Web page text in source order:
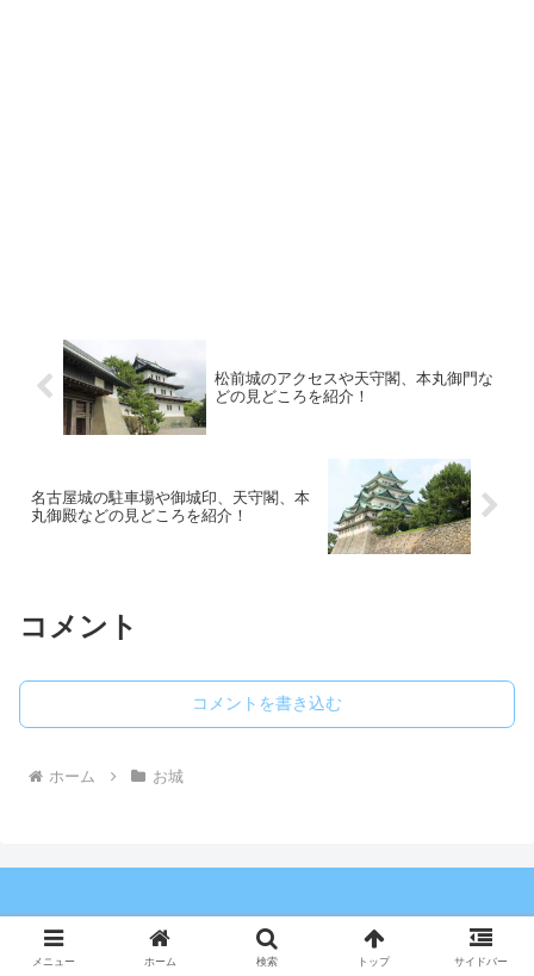
松前城のアクセスや天守閣、本丸御門な
どの見どころを紹介！
名古屋城の駐車場や御城印、天守閣、本
丸御殿などの見どころを紹介！
コメント
コメントを書き込む
ホーム お城
やっちんのお城ブログ
お城一覧 現存十二天守一覧
メニュー ホーム 検索 トップ サイドバー